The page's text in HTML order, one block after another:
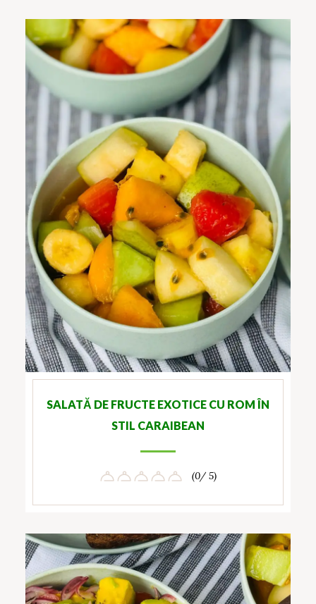
SALATĂ DE FRUCTE EXOTICE CU ROM ÎN
STIL CARAIBEAN
(0/ 5)